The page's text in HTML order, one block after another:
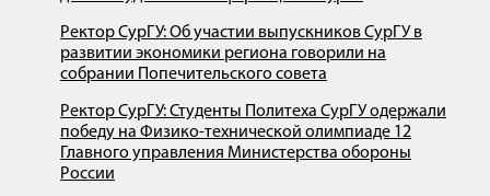
Ректор СурГУ: Об участии выпускников СурГУ в
развитии экономики региона говорили на
собрании Попечительского совета
Ректор СурГУ: Студенты Политеха СурГУ одержали
победу на Физико-технической олимпиаде 12
Главного управления Министерства обороны
России